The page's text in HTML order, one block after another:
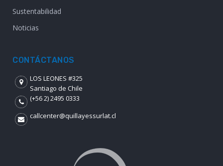
Sustentabilidad
Noticias
CONTÁCTANOS
LOS LEONES #325
Santiago de Chile
(+56 2) 2495 0333
callcenter@quillayessurlat.cl